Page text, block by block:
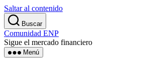
Saltar al contenido
Buscar
Comunidad ENP
Sigue el mercado financiero
Menú